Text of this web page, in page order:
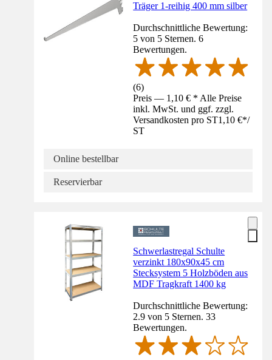
Träger 1-reihig 400 mm silber
Durchschnittliche Bewertung:
5 von 5 Sternen. 6
Bewertungen.
(6)
Preis — 1,10 € * Alle Preise
inkl. MwSt. und ggf. zzgl.
Versandkosten pro ST1,10 €*/
ST
Online bestellbar
Reservierbar
Schwerlastregal Schulte
verzinkt 180x90x45 cm
Stecksystem 5 Holzböden aus
MDF Tragkraft 1400 kg
Durchschnittliche Bewertung:
2.9 von 5 Sternen. 33
Bewertungen.